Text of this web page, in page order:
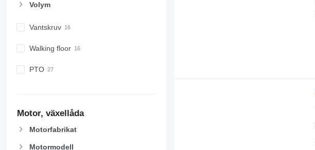
Volym
Vantskruv
Walking floor
PTO
Motor, växellåda
Motorfabrikat
Motormodell